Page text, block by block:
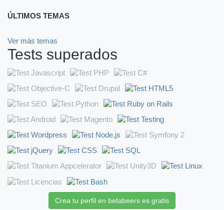
ÚLTIMOS TEMAS
Ver más temas
Tests superados
Crea tu perfil en betabeers es gratis